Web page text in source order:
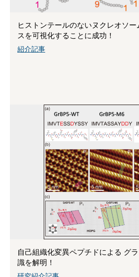
ヒストンテールのないヌクレオソ
スを可視化することに成功！
紹介記事
自己組織化変異ペプチドによる グ
識を解明！